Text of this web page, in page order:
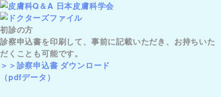
初診の方
診察申込書を印刷して、事前に記載いただき、お持ちいた
だくことも可能です。
＞＞診察申込書 ダウンロード
（pdfデータ）